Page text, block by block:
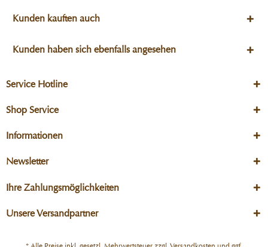
Kunden kauften auch
Kunden haben sich ebenfalls angesehen
Service Hotline
Shop Service
Informationen
Newsletter
Ihre Zahlungsmöglichkeiten
Unsere Versandpartner